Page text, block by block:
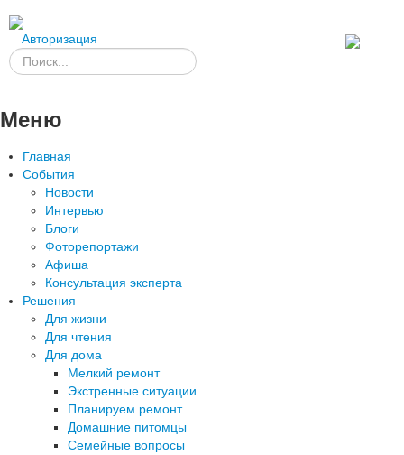
Авторизация
Меню
Главная
События
Новости
Интервью
Блоги
Фоторепортажи
Афиша
Консультация эксперта
Решения
Для жизни
Для чтения
Для дома
Мелкий ремонт
Экстренные ситуации
Планируем ремонт
Домашние питомцы
Семейные вопросы